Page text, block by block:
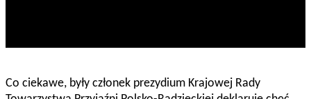
Co ciekawe, były członek prezydium Krajowej Rady